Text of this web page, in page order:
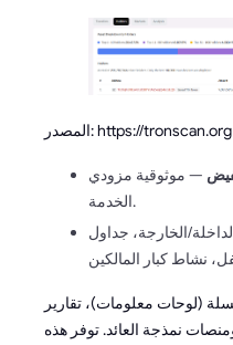
المصدر: https://tronscan.org
— موثوقية مزودي
الخدمة.
الخارجة، جداول
(لوحات معلومات)، تقارير
نمذجة العائد. توفر هذه